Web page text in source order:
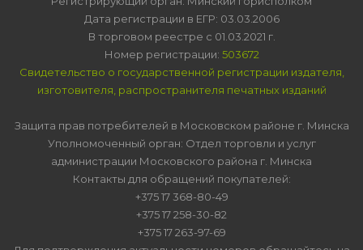
Дата регистрации в ЕГР: 03.03.2006
В торговом реестре с 01.03.2021 г.
Номер регистрации: 503672
Свидетельство о государственной регистрации издателя,
изготовителя, распространителя печатных изданий
Защита прав потребителей в Московском районе г. Минска
Уполномоченный орган: Отдел торговли и услуг
администрации Московского района г. Минска
Контакты для обращений покупателей:
+375 17 368-80-49
+375 17 258-30-82
+375 17 263-97-69